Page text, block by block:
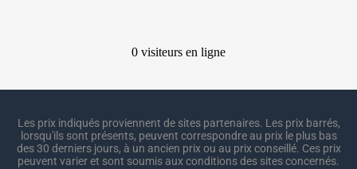
Les prix indiqués proviennent de sites partenaires. Les prix barrés,
lorsqu'ils sont présents, peuvent correspondre au prix le plus bas
des 30 derniers jours, à un ancien prix ou au prix conseillé. Ces prix
peuvent varier et sont soumis aux conditions des sites concernés.